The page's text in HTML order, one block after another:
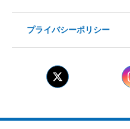
プライバシーポリシー